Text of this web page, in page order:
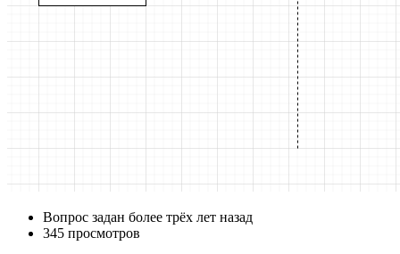
Вопрос задан более трёх лет назад
345 просмотров